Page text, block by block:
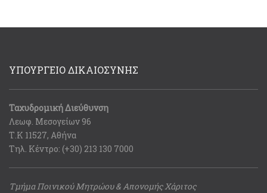
ΥΠΟΥΡΓΕΙΟ ΔΙΚΑΙΟΣΥΝΗΣ
Ταχυδρομική Διεύθυνση
Λεωφ. Μεσογείων 96
Τ.Κ 11527, Αθήνα
Τηλ. Κέντρο: (+30) 213 130 7000
Τμήμα Ποινικού Μητρώου & Απονομής Χάριτος